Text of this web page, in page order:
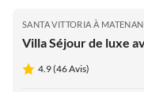
SANTA VITTORIA À
Villa Séjour de luxe
4.9 (46 Avis)